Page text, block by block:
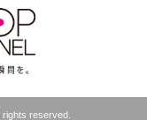
reserved.